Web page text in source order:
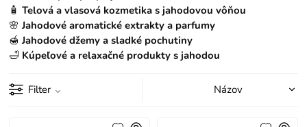
🧴Telová a vlasová kozmetika s jahodovou vôňou
🌸Jahodové aromatické extrakty a parfumy
🍯Jahodové džemy a sladké pochutiny
🛁 Kúpeľové a relaxačné produkty s jahodou
Filter